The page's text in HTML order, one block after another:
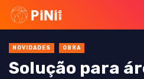
NOVIDADES OBRA
Solução para